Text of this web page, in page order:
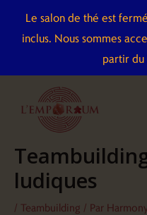
Le salon de thé est
inclus. Nous sommes
partir du
contenu
ludiques
/ Teambuilding / Par